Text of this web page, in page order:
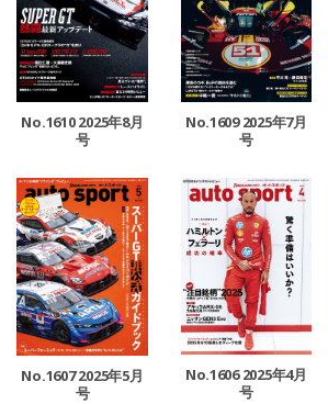
No.1610 2025年8月
号
No.1609 2025年7月
号
No.1607 2025年5月
号
No.1606 2025年4月
号